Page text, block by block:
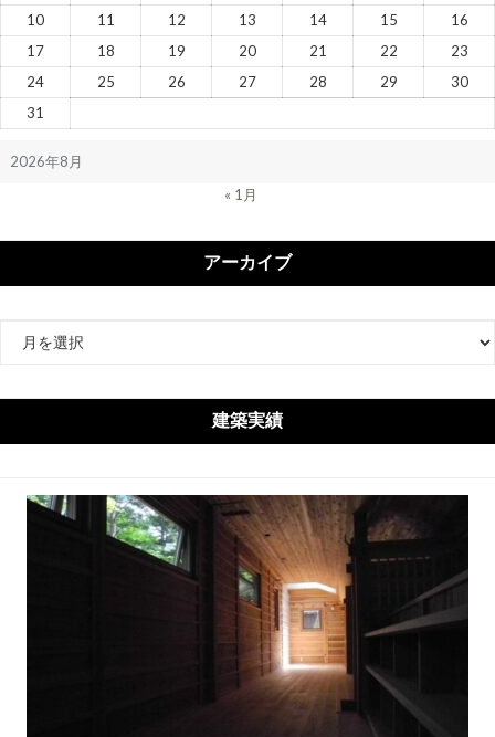
2026年8月
10
11 12 13 14 15
16
17
18 19 20 21 22
23
24
25 26 27 28 29
30
31
« 1月
アーカイブ
イ
建築実績